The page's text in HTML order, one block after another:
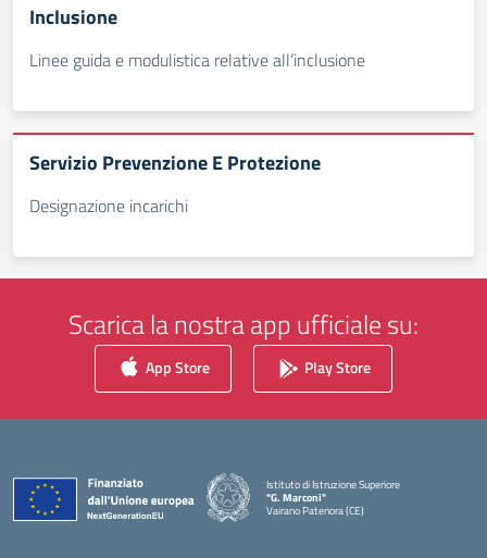
Inclusione
Linee guida e modulistica relative all’inclusione
Servizio Prevenzione E Protezione
Designazione incarichi
Scarica la nostra app ufficiale su:
App Store Play Store
Istituto di Istruzione Superiore
"G. Marconi"
Vairano Patenora (CE)